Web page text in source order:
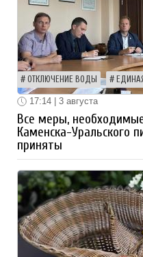
ОТКЛЮЧЕНИЕ ВОДЫ
17:14 | 3 августа
Все меры,
Каменска-Уральского
приняты